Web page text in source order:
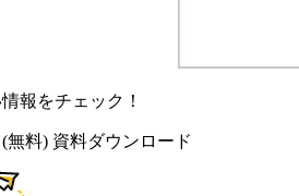
報をチェック！
無料) 資料ダウンロード